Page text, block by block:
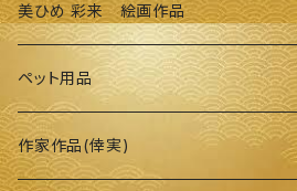
美ひめ 彩来 絵画作品
ペット用品
作家作品(倖実)